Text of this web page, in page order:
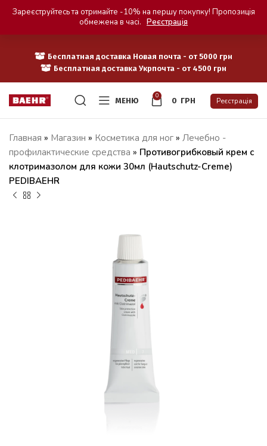
Бесплатная доставка Новая почта - от 5000 грн
Бесплатная доставка Укрпочта - от 4500 грн
МЕНЮ
0
0 ГРН Реєстрація
Главная » Магазин » Косметика для ног » Лечебно -
профилактические средства » Противогрибковый крем с
клотримазолом для кожи 30мл (Hautschutz-Creme)
PEDIBAEHR
Зареєструйтесь та отримайте -10% на першу покупку! Пропозиція
обмежена в часі. Реєстрація